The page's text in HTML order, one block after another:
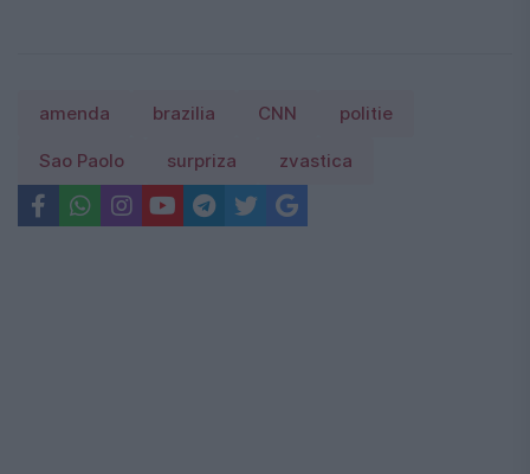
amenda brazilia CNN politie
Sao Paolo surpriza zvastica